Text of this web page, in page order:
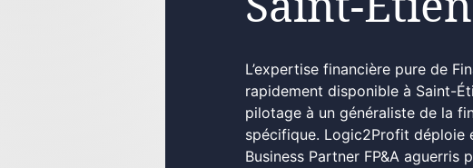
L’expertise financière pure de
rapidement disponible à Saint-
pilotage à un généraliste de la
spécifique. Logic2Profit déploie
Business Partner FP&A